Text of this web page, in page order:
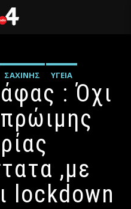
ΣΑΧΊΝΗΣ ΥΓΕΊΑ
: Όχι
,με
lockdown